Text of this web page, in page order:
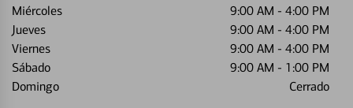
Miércoles
9:00 AM - 4:00 PM
Jueves
9:00 AM - 4:00 PM
Viernes
9:00 AM - 4:00 PM
Sábado
9:00 AM - 1:00 PM
Domingo
Cerrado